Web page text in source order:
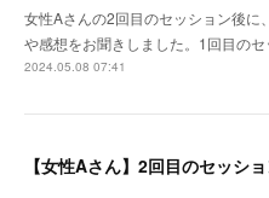
女性Aさんの2回目のセッション後に
や感想をお聞きしました。1回目の
2024.05.08 07:41